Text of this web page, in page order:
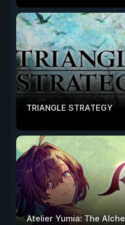
TRIANGLE STRATEGY
Atelier Yumia: The